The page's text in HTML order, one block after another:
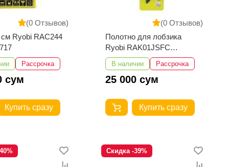
(0 Отзывов)
Ryobi RAC244
Рассрочка
сум
Купить сразу
(0 Отзывов)
Полотно для лобзика
Ryobi RAK01JSFC
5132002696
В наличии Рассрочка
25 000 сум
Купить сразу
Скидка -39%